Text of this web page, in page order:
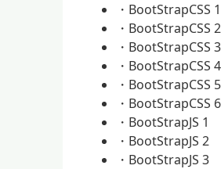
・BootStrapCSS 1
・BootStrapCSS 2
・BootStrapCSS 3
・BootStrapCSS 4
・BootStrapCSS 5
・BootStrapCSS 6
・BootStrapJS 1
・BootStrapJS 2
・BootStrapJS 3